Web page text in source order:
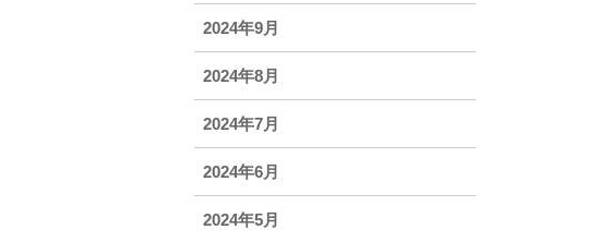
2024年9月
2024年8月
2024年7月
2024年6月
2024年5月